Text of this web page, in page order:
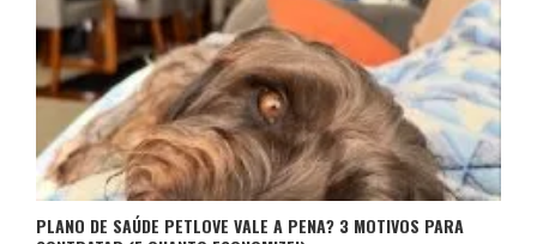
PLANO DE SAÚDE PETLOVE VALE A PENA? 3 MOTIVOS PARA